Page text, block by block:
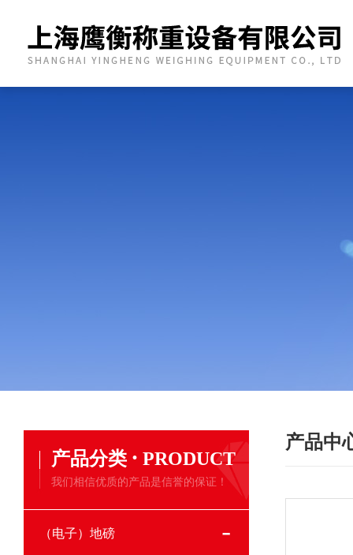
产品分类 · PRODUCT
我们相信优质的产品是信誉的保证！
（电子）地磅
产品中